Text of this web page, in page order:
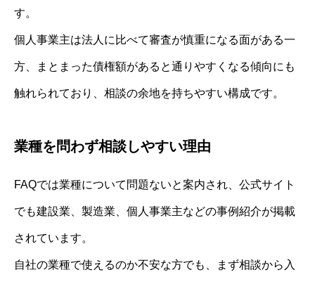
す。
個人事業主は法人に比べて審査が慎重になる面がある一
方、まとまった債権額があると通りやすくなる傾向にも
触れられており、相談の余地を持ちやすい構成です。
業種を問わず相談しやすい理由
FAQでは業種について問題ないと案内され、公式サイト
でも建設業、製造業、個人事業主などの事例紹介が掲載
されています。
自社の業種で使えるのか不安な方でも、まず相談から入